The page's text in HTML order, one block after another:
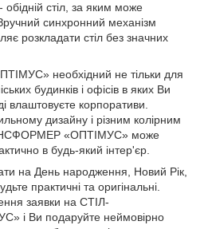
стіл, за яким може
синхронний механізм
розкладати стіл без значних
необхідний не тільки для
будинків і офісів в яких Ви
влаштовуєте корпоративи.
дизайну і різним колірним
«ОПТІМУС» може
в будь-який інтер'єр.
на День народження, Новий Рік,
практичні та оригінальні.
заявки на СТІЛ-
і Ви подаруйте неймовірно